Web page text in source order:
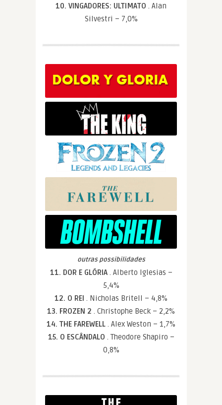
10. VINGADORES: ULTIMATO . Alan
Silvestri – 7,0%
outras possibilidades
11. DOR E GLÓRIA . Alberto Iglesias –
5,4%
12. O REI . Nicholas Britell – 4,8%
13. FROZEN 2 . Christophe Beck – 2,2%
14. THE FAREWELL . Alex Weston – 1,7%
15. O ESCÂNDALO . Theodore Shapiro –
0,8%